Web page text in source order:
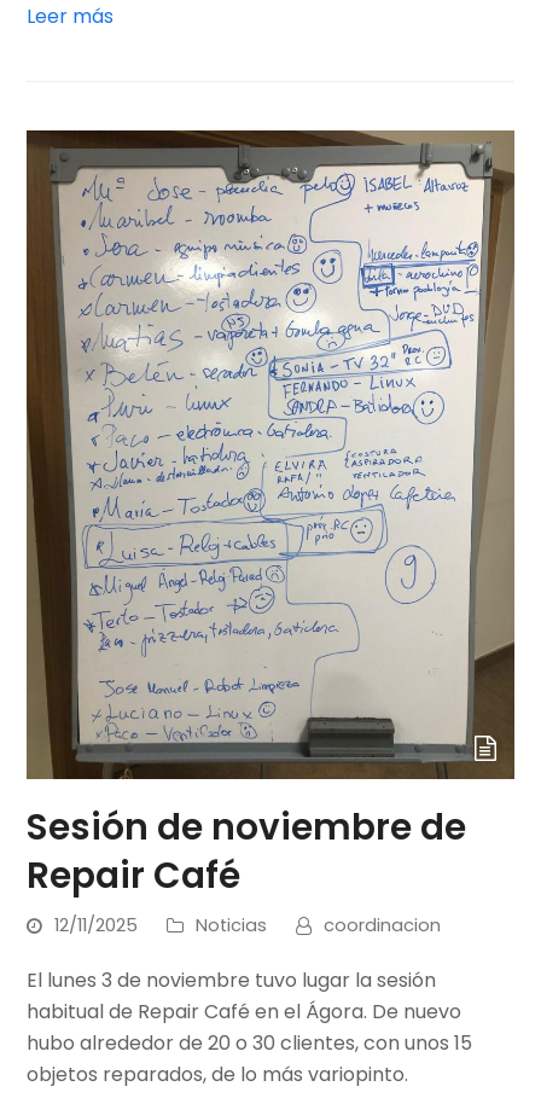
Leer más
Sesión de noviembre de
Repair Café
12/11/2025 Noticias coordinacion
El lunes 3 de noviembre tuvo lugar la sesión
habitual de Repair Café en el Ágora. De nuevo
hubo alrededor de 20 o 30 clientes, con unos 15
objetos reparados, de lo más variopinto.